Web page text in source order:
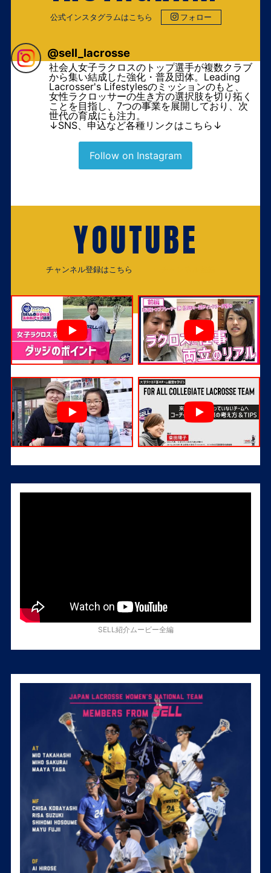
公式インスタグラムはこちら フォロー
@sell_lacrosse
社会人女子ラクロスのトップ選手が複数クラブ
から集い結成した強化・普及団体。Leading
Lacrosser's Lifestylesのミッションのもと、
女性ラクロッサーの生き方の選択肢を切り拓く
ことを目指し、7つの事業を展開しており、次
世代の育成にも注力。
↓SNS、申込など各種リンクはこちら↓
Follow on Instagram
YOUTUBE
チャンネル登録はこちら
SELL紹介ムービー全編